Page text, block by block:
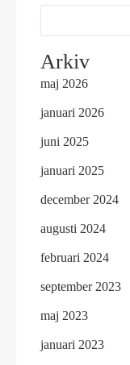
Arkiv
maj 2026
januari 2026
juni 2025
januari 2025
december 2024
augusti 2024
februari 2024
september 2023
maj 2023
januari 2023